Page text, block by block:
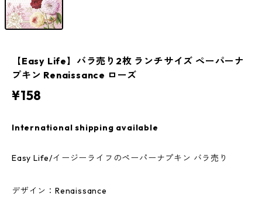
【Easy Life】バラ売り2枚 ランチサイズ ペーパーナ
プキン Renaissance ローズ
¥158
International shipping available
Easy Life/イージーライフのペーパーナプキン バラ売り
デザイン：Renaissance